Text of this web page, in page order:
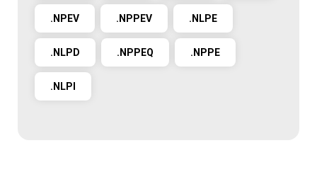
.NPEV .NPPEV .NLPE
.NLPD .NPPEQ .NPPE
.NLPI